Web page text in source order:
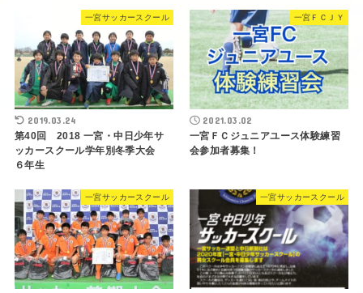
一宮サッカースクール
2019.03.24
第40回 2018 一宮・中日少年サ
ッカースクール学年別冬季大会
６年生
一宮ＦＣＪＹ
2021.03.02
一宮ＦＣジュニアユース体験練習
会参加者募集！
一宮サッカースクール 一宮サッカースクール